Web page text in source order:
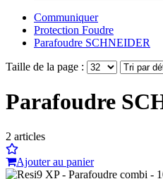
Communiquer
Protection Foudre
Parafoudre SCHNEIDER
Taille de la page :
Parafoudre
2 articles
Ajouter au panier